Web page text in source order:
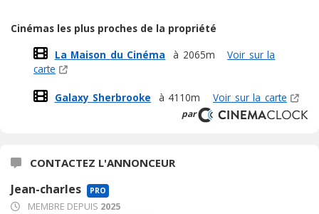
Cinémas les plus proches de la propriété
La Maison du Cinéma
à 2065m
Voir sur la
carte
Galaxy Sherbrooke à 4110m Voir sur la carte
par
CONTACTEZ L'ANNONCEUR
Jean-charles PRO
MEMBRE DEPUIS 2025